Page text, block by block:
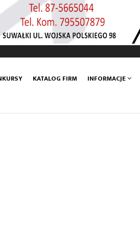
KATALOG FIRM INFORMACJE